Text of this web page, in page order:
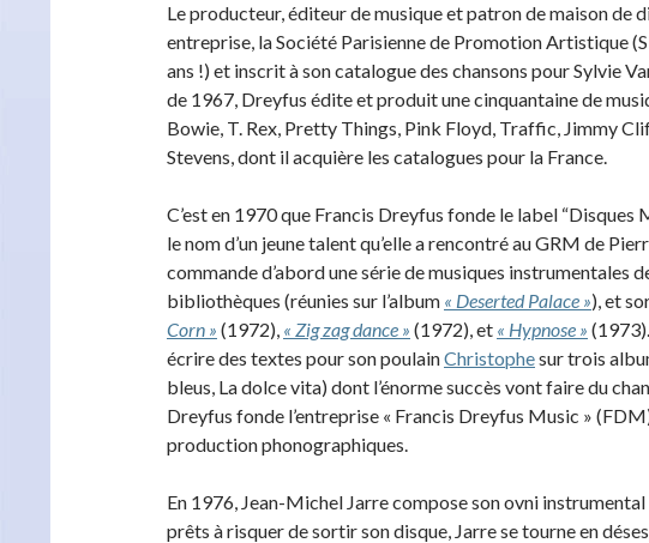
Le producteur, éditeur de musique et patron de maison de
entreprise, la Société Parisienne de Promotion Artistique
ans !) et inscrit à son catalogue des chansons pour Sylvie
de 1967, Dreyfus édite et produit une cinquantaine de
Bowie, T. Rex, Pretty Things, Pink Floyd, Traffic, Jimmy
Stevens, dont il acquière les catalogues pour la France.
C’est en 1970 que Francis Dreyfus fonde le label
le nom d’un jeune talent qu’elle a rencontré au GRM de
commande d’abord une série de musiques instrumentales
bibliothèques (réunies sur l’album « Deserted Palace »), et
Corn » (1972), « Zig zag dance » (1972), et « Hypnose »
écrire des textes pour son poulainChristophesur trois
bleus, La dolce vita) dont l’énorme succès vont faire du
Dreyfus fonde l’entreprise « Francis Dreyfus Music »
production phonographiques.
En 1976, Jean-Michel Jarre compose son ovni instrumental
prêts à risquer de sortir son disque, Jarre se tourne en